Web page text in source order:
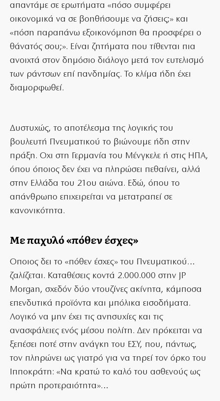
απαντάμε σε ερωτήματα «πόσο συμφέρει
οικονομικά να σε βοηθήσουμε να ζήσεις;» και
«πόση παραπάνω εξοικονόμηση θα προσφέρει ο
θάνατός σου;». Είναι ζητήματα που τίθενται πια
ανοιχτά στον δημόσιο διάλογο μετά τον ευτελισμό
των ράντσων επί πανδημίας. Το κλίμα ήδη έχει
διαμορφωθεί.
Δυστυχώς, το αποτέλεσμα της λογικής του
βουλευτή Πνευματικού το βιώνουμε ήδη στην
πράξη. Οχι στη Γερμανία του Μένγκελε ή στις ΗΠΑ,
όπου όποιος δεν έχει να πληρώσει πεθαίνει, αλλά
στην Ελλάδα του 21ου αιώνα. Εδώ, όπου το
απάνθρωπο επιχειρείται να μετατραπεί σε
κανονικότητα.
Με παχυλό «πόθεν έσχες»
Οποιος δει το «πόθεν έσχες» του Πνευματικού…
ζαλίζεται. Καταθέσεις κοντά 2.000.000 στην JP
Morgan, σχεδόν δύο ντουζίνες ακίνητα, κάμποσα
επενδυτικά προϊόντα και μπόλικα εισοδήματα.
Λογικό να μην έχει τις ανησυχίες και τις
ανασφάλειες ενός μέσου πολίτη. Δεν πρόκειται να
ξεπέσει ποτέ στην ανάγκη του ΕΣΥ, που, πάντως,
τον πληρώνει ως γιατρό για να τηρεί τον όρκο του
Ιπποκράτη: «Να κρατώ το καλό του ασθενούς ως
πρώτη προτεραιότητα»…